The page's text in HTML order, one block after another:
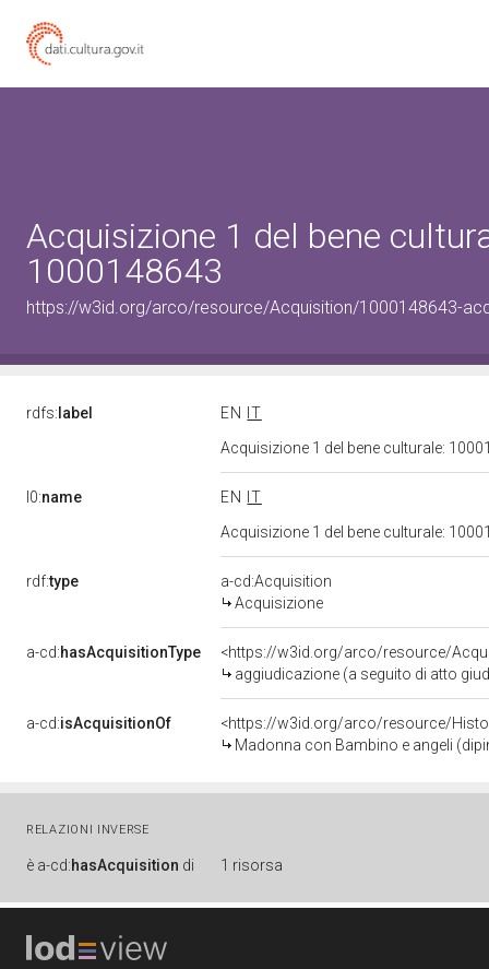
Acquisizione 1 del bene
1000148643
https://w3id.org/arco/resource/Acquisition/1000148643-
rdfs: label EN
IT
Acquisizione 1 del bene culturale:
l0:name EN
IT
Acquisizione 1 del bene culturale:
rdf:type
a-cd:Acquisition
Acquisizione
a-cd:hasAcquisitionType
<https://w3id.org/arco/resource/
aggiudicazione (a seguito di atto
a-cd:isAcquisitionOf
<https://w3id.org/arco/resource/
Madonna con Bambino e angeli
RELAZIONI INVERSE
è a-cd:hasAcquisition di 1 risorsa